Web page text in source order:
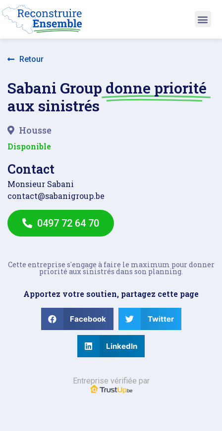
Retour
Sabani Group donne priorité
aux sinistrés
Housse
Disponible
Contact
Monsieur Sabani
contact@sabanigroup.be
0497 72 64 70
Cette entreprise s'engage à faire le maximum pour donner
priorité aux sinistrés dans son planning.
Apportez votre soutien, partagez cette page
Facebook Twitter
LinkedIn
Entreprise vérifiée par